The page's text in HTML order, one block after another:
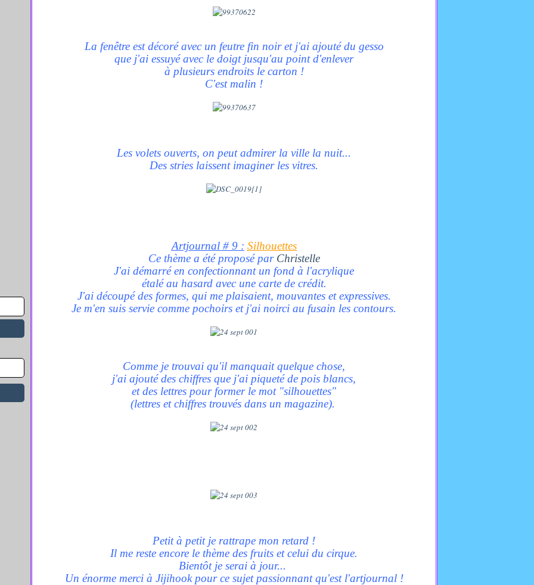
La fenêtre est décoré avec un feutre fin noir et j'ai ajouté du gesso
que j'ai essuyé avec le doigt jusqu'au point d'enlever
à plusieurs endroits le carton !
C'est malin !
Les volets ouverts, on peut admirer la ville la nuit...
Des stries laissent imaginer les vitres.
Artjournal # 9 : Silhouettes
Ce thème a été proposé par Christelle
J'ai démarré en confectionnant un fond à l'acrylique
étalé au hasard avec une carte de crédit.
J'ai découpé des formes, qui me plaisaient, mouvantes et expressives.
Je m'en suis servie comme pochoirs et j'ai noirci au fusain les contours.
Comme je trouvai qu'il manquait quelque chose,
j'ai ajouté des chiffres que j'ai piqueté de pois blancs,
et des lettres pour former le mot "silhouettes"
(lettres et chiffres trouvés dans un magazine).
Petit à petit je rattrape mon retard !
Il me reste encore le thème des fruits et celui du cirque.
Bientôt je serai à jour...
Un énorme merci à Jijihook pour ce sujet passionnant qu'est l'artjournal !